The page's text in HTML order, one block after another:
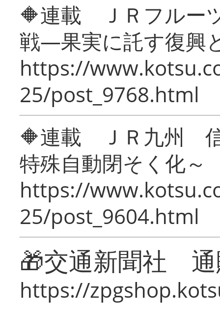
🔶連載 ＪＲフルー
戦―果実に託す復興
https://
25/post_9768.html
🔶連載 ＪＲ九州 信
特殊自動閉そく化～
https://
25/post_9604.html
🎁交通新聞社
https://